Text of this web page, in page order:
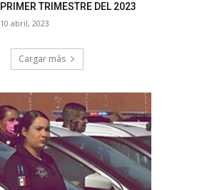
PRIMER TRIMESTRE DEL 2023
10 abril, 2023
Cargar más